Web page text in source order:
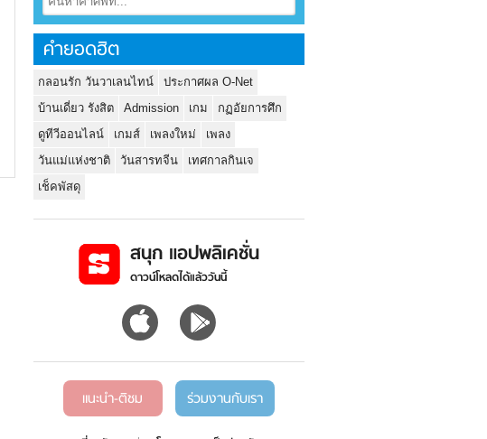
คำยอดฮิต
กลอนรัก วันวาเลนไทน์
ประกาศผล O-Net
บ้านเดี่ยว รังสิต
Admission เกม
กฏอัยการศึก
ดูทีวีออนไลน์
เกมส์ เพลงใหม่
เพลง
วันแม่แห่งชาติ
วันสารทจีน
เทศกาลกินเจ
เช็คพัสดุ
สนุก แอปพลิเคชั่น
ดาวน์โหลดได้แล้ววันนี้
แนะนำ-ติชม ร่วมงานกับเรา